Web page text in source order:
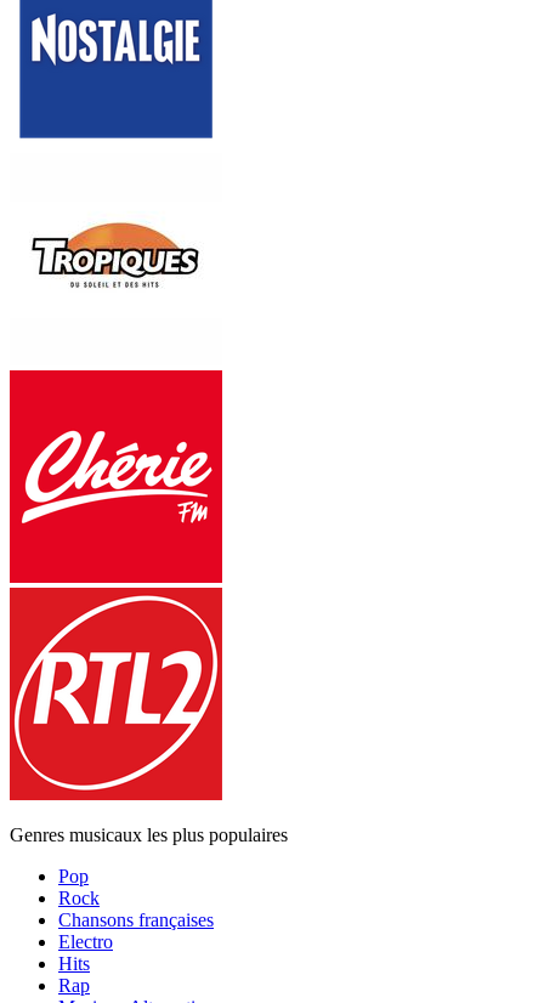
Genres musicaux les plus populaires
Pop
Rock
Chansons françaises
Electro
Hits
Rap